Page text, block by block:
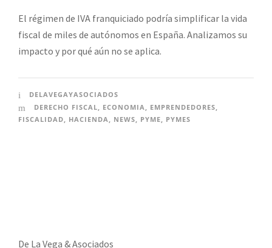
El régimen de IVA franquiciado podría simplificar la vida
fiscal de miles de autónomos en España. Analizamos su
impacto y por qué aún no se aplica.
DELAVEGAYASOCIADOS
DERECHO FISCAL, ECONOMIA, EMPRENDEDORES,
FISCALIDAD
HACIENDA NEWS PYME PYMES
De La Vega & Asociados